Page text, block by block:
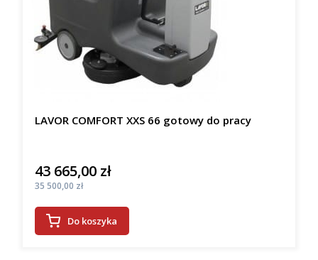
LAVOR COMFORT XXS 66 gotowy do pracy
Cena
43 665,00 zł
Cena
35 500,00 zł
Do koszyka